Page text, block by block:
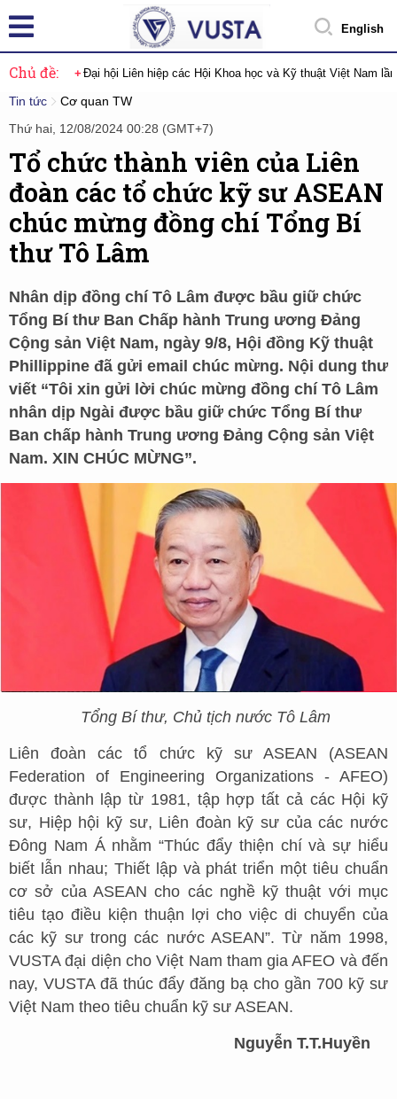
English
Chủ đề: Đại hội Liên hiệp các Hội Khoa học và Kỹ thuật Việt Nam
Tin tức
Cơ quan TW
Thứ hai, 12/08/2024 00:28 (GMT+7)
Tổ chức thành viên của Liên
đoàn các tổ chức kỹ sư ASEAN
chúc mừng đồng chí Tổng Bí
thư Tô Lâm
Nhân dịp đồng chí Tô Lâm được bầu giữ chức
Tổng Bí thư Ban Chấp hành Trung ương Đảng
Cộng sản Việt Nam, ngày 9/8, Hội đồng Kỹ thuật
Phillippine đã gửi email chúc mừng. Nội dung thư
viết “Tôi xin gửi lời chúc mừng đồng chí Tô Lâm
nhân dịp Ngài được bầu giữ chức Tổng Bí thư
Ban chấp hành Trung ương Đảng Cộng sản Việt
Nam. XIN CHÚC MỪNG”.
Tổng Bí thư, Chủ tịch nước Tô Lâm
Liên đoàn các tổ chức kỹ sư ASEAN (ASEAN
Federation of Engineering Organizations - AFEO)
được thành lập từ 1981, tập hợp tất cả các Hội kỹ
sư, Hiệp hội kỹ sư, Liên đoàn kỹ sư của các nước
Đông Nam Á nhằm “Thúc đẩy thiện chí và sự hiểu
biết lẫn nhau; Thiết lập và phát triển một tiêu chuẩn
cơ sở của ASEAN cho các nghề kỹ thuật với mục
tiêu tạo điều kiện thuận lợi cho việc di chuyển của
các kỹ sư trong các nước ASEAN”. Từ năm 1998,
VUSTA đại diện cho Việt Nam tham gia AFEO và đến
nay, VUSTA đã thúc đẩy đăng bạ cho gần 700 kỹ sư
Việt Nam theo tiêu chuẩn kỹ sư ASEAN.
Nguyễn T.T.Huyền